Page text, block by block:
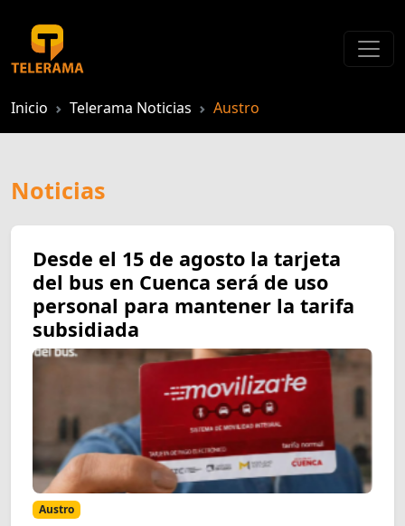
Inicio Telerama Noticias Austro
Noticias
Desde el 15 de agosto la tarjeta
del bus en Cuenca será de uso
personal para mantener la tarifa
subsidiada
Austro